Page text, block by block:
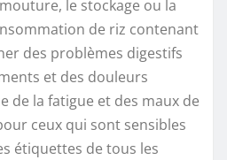
le stockage ou la
de riz contenant
des problèmes digestifs
et des douleurs
de la fatigue et des maux de
ceux qui sont sensibles
étiquettes de tous les